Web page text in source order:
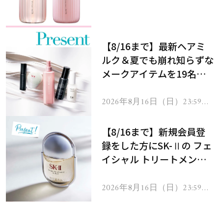
【8/16まで】最新ヘアミ
ルク＆夏でも崩れ知らずな
メークアイテムを19名様
2026年8月16日（日）23:59ま
【8/16まで】新規会員登
録をした方にSK-Ⅱの フェ
イシャル トリートメント
2026年8月16日（日）23:59ま